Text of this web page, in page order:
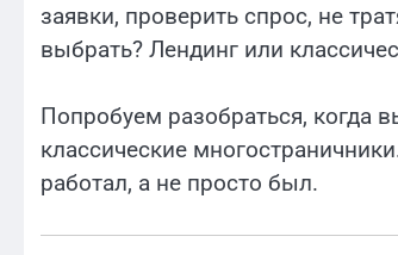
заявки, проверить спрос, не
выбрать? Лендинг или
Попробуем разобраться, когда
классические
работал, а не просто был.